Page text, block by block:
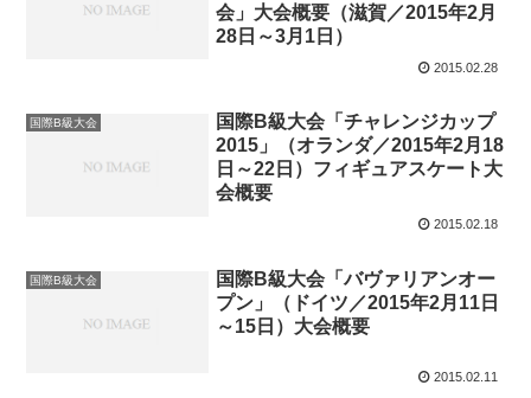
会」大会概要（滋賀／2015年2月
28日～3月1日）
2015.02.28
国際B級大会
国際B級大会「チャレンジカップ
2015」（オランダ／2015年2月18
日～22日）フィギュアスケート大
会概要
2015.02.18
国際B級大会
国際B級大会「バヴァリアンオー
プン」（ドイツ／2015年2月11日
～15日）大会概要
2015.02.11